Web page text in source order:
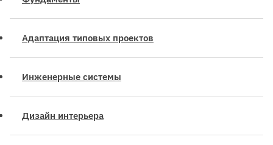
Адаптация типовых проектов
Инженерные системы
Дизайн интерьера